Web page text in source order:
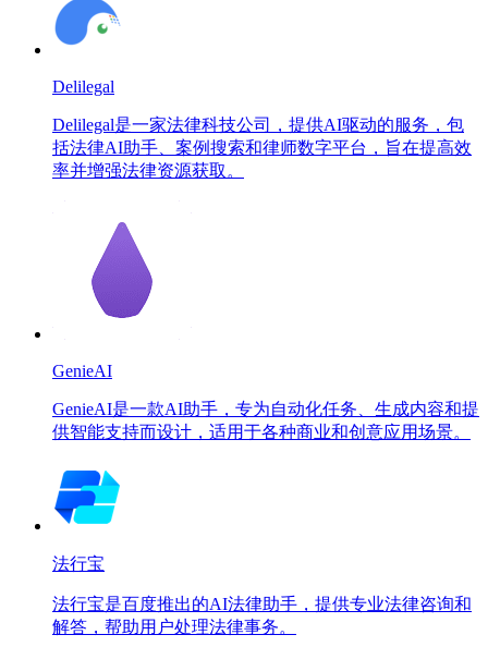
Delilegal
Delilegal是一家法律科技公司，提供AI驱动的服务，包
括法律AI助手、案例搜索和律师数字平台，旨在提高效
率并增强法律资源获取。
GenieAI
GenieAI是一款AI助手，专为自动化任务、生成内容和提
供智能支持而设计，适用于各种商业和创意应用场景。
法行宝
法行宝是百度推出的AI法律助手，提供专业法律咨询和
解答，帮助用户处理法律事务。